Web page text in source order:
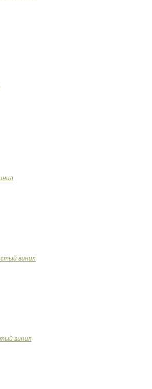
винил
винил